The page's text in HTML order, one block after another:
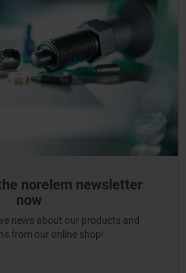
norelem newsletter
now
news about our products and
from our online shop!